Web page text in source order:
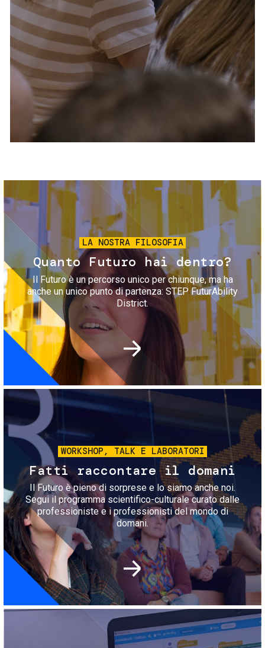
Servizi e accessibilità
Contatti
FAQ
Biglietti
Immagine
LA NOSTRA FILOSOFIA
Quanto Futuro hai dentro?
Il Futuro è un percorso unico per chiunque, ma ha
anche un unico punto di partenza: STEP FuturAbility
District.
Immagine
WORKSHOP, TALK E LABORATORI
Fatti raccontare il domani
Il Futuro è pieno di sorprese e lo siamo anche noi.
Segui il programma scientifico-culturale curato dalle
professioniste e i professionisti del mondo di
domani.
Immagine